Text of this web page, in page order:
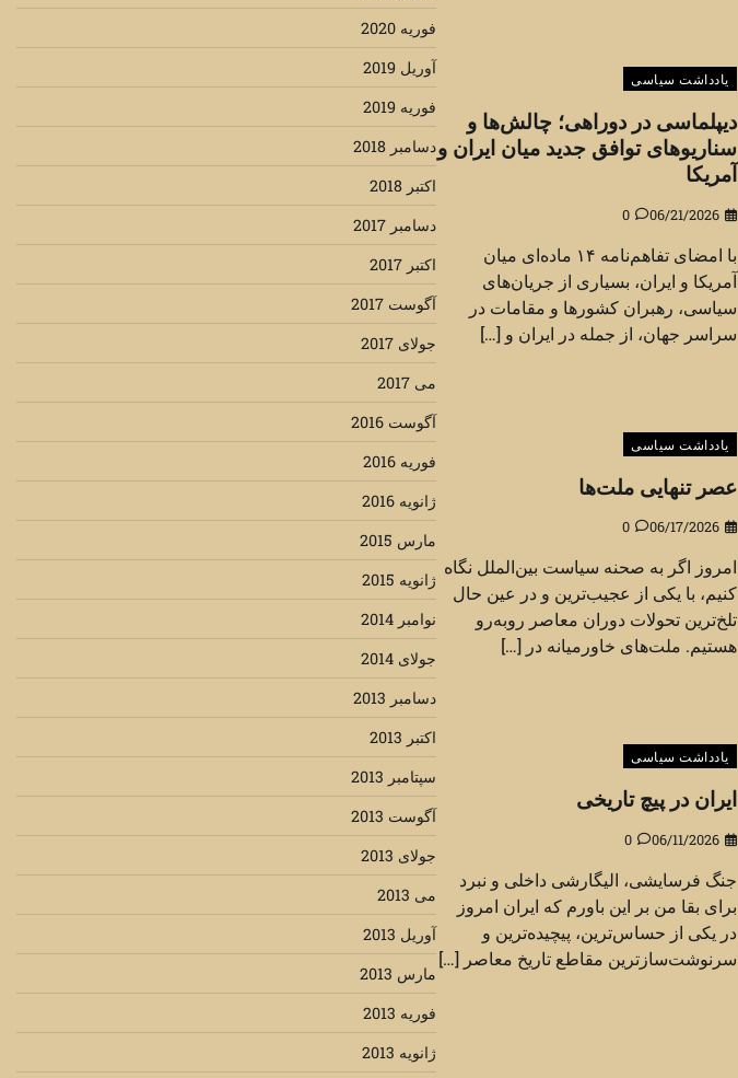
یادداشت سیاسی
دیپلماسی در دوراهی؛ چالش‌ها و
سناریوهای توافق جدید میان ایران و
آمریکا
06/21/2026
0
با امضای تفاهم‌نامه ۱۴ ماده‌ای میان
آمریکا و ایران، بسیاری از جریان‌های
سیاسی، رهبران کشورها و مقامات در
سراسر جهان، از جمله در ایران و […]
یادداشت سیاسی
عصر تنهایی ملت‌ها
06/17/2026
0
امروز اگر به صحنه سیاست بین‌الملل نگاه
کنیم، با یکی از عجیب‌ترین و در عین حال
تلخ‌ترین تحولات دوران معاصر روبه‌رو
هستیم. ملت‌های خاورمیانه در […]
یادداشت سیاسی
ایران در پیچ تاریخی
06/11/2026
0
جنگ فرسایشی، الیگارشی داخلی و نبرد
برای بقا من بر این باورم که ایران امروز
در یکی از حساس‌ترین، پیچیده‌ترین و
سرنوشت‌سازترین مقاطع تاریخ معاصر […]
فوریه 2020
آوریل 2019
فوریه 2019
دسامبر 2018
اکتبر 2018
دسامبر 2017
اکتبر 2017
آگوست 2017
جولای 2017
می 2017
آگوست 2016
فوریه 2016
ژانویه 2016
مارس 2015
ژانویه 2015
نوامبر 2014
جولای 2014
دسامبر 2013
اکتبر 2013
سپتامبر 2013
آگوست 2013
جولای 2013
می 2013
آوریل 2013
مارس 2013
فوریه 2013
ژانویه 2013